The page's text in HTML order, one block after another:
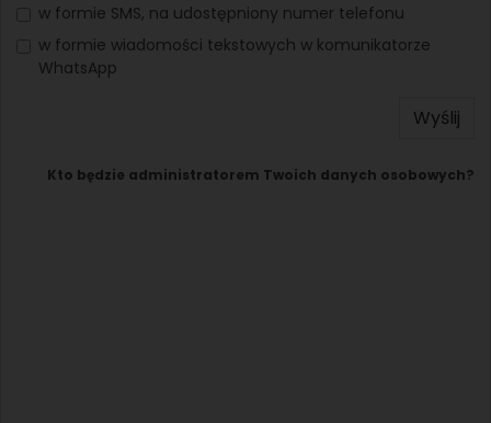
w formie SMS, na udostępniony numer telefonu
w formie wiadomości tekstowych w komunikatorze
WhatsApp
Wyślij
Kto będzie administratorem Twoich danych osobowych?